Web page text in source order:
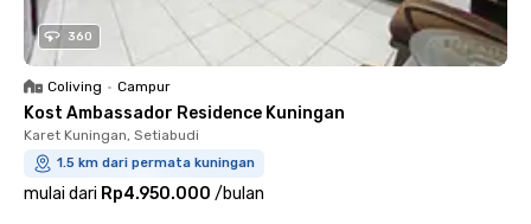
360
Coliving • Campur
Kost Ambassador Residence Kuningan
Karet Kuningan, Setiabudi
1.5 km dari permata kuningan
mulai dari Rp4.950.000 /bulan